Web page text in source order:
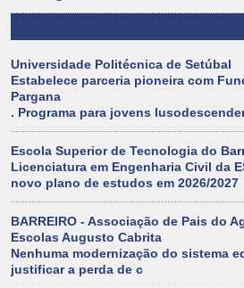
Universidade Politécnica de Setúbal
Estabelece parceria pioneira com
Pargana
. Programa para jovens
Escola Superior de Tecnologia do
Licenciatura em Engenharia Civil da
novo plano de estudos em 2026/2027
BARREIRO - Associação de Pais do
Escolas Augusto Cabrita
Nenhuma modernização do sistema
justificar a perda de c